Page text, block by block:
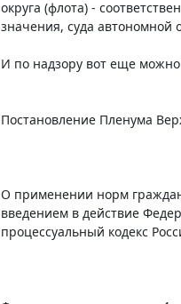
округа (флота) -
значения, суда автономной
И по надзору вот еще
Постановление Пленума
О применении норм
введением в действие
процессуальный кодекс